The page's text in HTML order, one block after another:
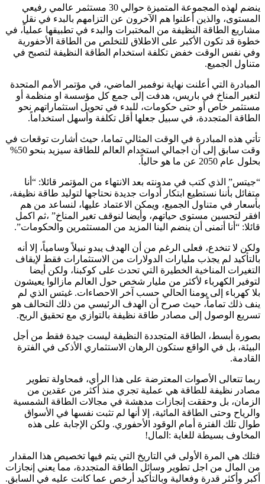
ينضم لهذه المجموعة المتميزة حوالي 30 مستثمر عالمي رفيعي
المستوى، والذين أعلنوا هم الآخرون عن التزامهم بالبدء في نقل
مشاريع الطاقة النظيفة من المختبرات والبدء في تطبيقها عملياً، في
خطوة قد تكون الأكبر على الاطلاق للتخلص من الطاقة الأحفورية
وفي نفس الوقت خفض تكلفة استخدام الطاقة النظيفة لتصبح في
متناول الجميع.
المبادرة التي أعلنت نهاية نوفمبر الماضي، في مؤتمر الأمم المتحدة
لتغير المناخ في باريس، هدفت إلى جمع كل مؤسسة او منظمة أو
مستثمر خاص أو حتى حكومات، للبدء في تحويل استثماراتهم نحو
الطاقة المتجددة، في سبيل جعلها أقل تكلفة وأسهل استخداماً.
تأتي هذه المبادرة في الوقت المثالي تماما، حيث أشارت توقعات في
وقت سابق إلى أن اجمالي استخدام العالم للطاقة سيزيد بنحو 50%
بحلول عام 2050 عن ما هو حالياً.
“جيتس” الذي كتب في مدونته بعد الانتهاء من المؤتمر قائلا: “أنا
متفائل بأننا نستطيع ابتكار أدوات جديدة نحتاجها لتوليد طاقة نظيفة،
بأسعار في متناول الجميع، ويمكن الاعتماد عليها، لنساعد من هم
افقر لتحسين مستوى حياتهم، وأيضا لنوقف تغير المناخ” ،ثم اكمل
قائلا: “أنا أتمنى أن ينضم الينا المزيد من المستثمرين والحكومات”.
ولكن لا تنخدع، فعلى الرغم من أن الهدف يبدو نبيلاً وسامياً، إلا أنه
بالتأكيد لم يجذب مليارات الدولارات من الاستثمارات فقط لإيقاف
التغيرات المناخية الخطيرة التي تحدث على كوكبنا، ولكن أيضا
لتوفير الكهرباء لأكثر من مليار شخص حول العالم مازالوا يعيشون
بلا كهرباء إلى يومنا الحالي حسب آخر الاحصاءات. غيتس الذي لم
ينف ذلك تماماً، حيث صرح أن الهدف الرئيسي من ذلك التحالف هو
تسريع الوصول إلى مصادر طاقة نظيفة بالتوازي مع تحقيق الربح.
بصورة أبسط، الطاقة المتجددة النظيفة ليست جيدة فقط من أجل
البيئة، بل في الواقع ستكون الرهان الاستثماري الأذكى في الفترة
القادمة.
ربما تتعالى الأصوات المعترضة على هذا الرأي، فمحاولة تطوير
مصادر نظيفة للطاقة هي عملية تجري منذ أكثر من عقدين من
الزمان، بل وحققت إنجازات مدهشة في مجالات الطاقة الشمسية
والرياح وحتى الطاقة المائية، إلا أنها لم تثبت نفسها في الأسواق
طوال تلك الفترة أمام الوقود الأحفوري. ولكن الإجابة على هذه
المخاوف بسيطة للغاية :المال!
فتلك هي المرة الأولى في التاريخ التي يتم فيها تخصيص هذا المقدار
من المال من اجل تطوير وسائل الطاقة المتجددة، مما يعني إنجازات
أكبر وأكثر قدرة وفعالية وبالتأكيد أرخص عما كانت عليه في السابق.